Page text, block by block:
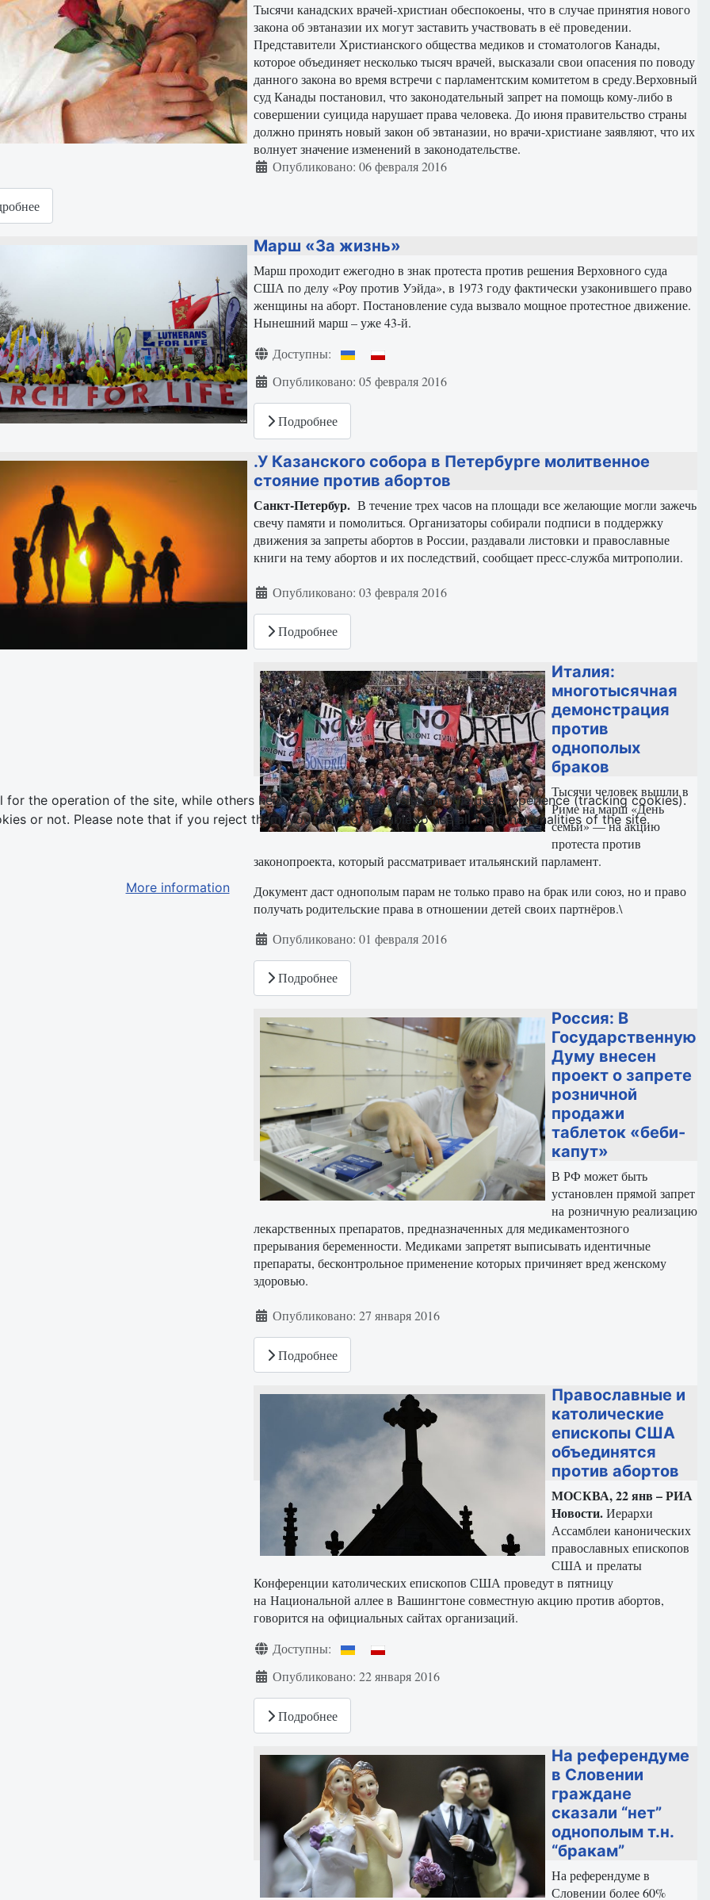
Тысячи канадских врачей-христиан обеспокоены, что в случае принятия нового
закона об эвтаназии их могут заставить участвовать в её проведении.
Представители Христианского общества медиков и стоматологов Канады,
которое объединяет несколько тысяч врачей, высказали свои опасения по поводу
данного закона во время встречи с парламентским комитетом в среду.Верховный
суд Канады постановил, что законодательный запрет на помощь кому-либо в
совершении суицида нарушает права человека. До июня правительство страны
должно принять новый закон об эвтаназии, но врачи-христиане заявляют, что их
волнует значение изменений в законодательстве.
Информация о материале
Опубликовано: 06 февраля 2016
Марш «За жизнь»
Марш проходит ежегодно в знак протеста против решения Верховного суда
США по делу «Роу против Уэйда», в 1973 году фактически узаконившего право
женщины на аборт. Постановление суда вызвало мощное протестное движение.
Нынешний марш – уже 43-й.
Информация о материале
Доступны:
Опубликовано: 05 февраля 2016
Подробнее
.У Казанского собора в Петербурге молитвенное
стояние против абортов
Санкт-Петербур. В течение трех часов на площади все желающие могли зажечь
свечу памяти и помолиться. Организаторы собирали подписи в поддержку
движения за запреты абортов в России, раздавали листовки и православные
книги на тему абортов и их последствий, сообщает пресс-служба митрополии.
Информация о материале
Опубликовано: 03 февраля 2016
Подробнее
Италия:
многотысячная
демонстрация
против
однополых
браков
Тысячи человек вышли в
Риме на марш «День
семьи» — на акцию
протеста против
законопроекта, который рассматривает итальянский парламент.
Документ даст однополым парам не только право на брак или союз, но и право
получать родительские права в отношении детей своих партнёров.\
Информация о материале
Опубликовано: 01 февраля 2016
Подробнее
Россия: В
Государственную
Думу внесен
проект о запрете
розничной
продажи
таблеток «беби-
капут»
В РФ может быть
установлен прямой запрет
на розничную реализацию
лекарственных препаратов, предназначенных для медикаментозного
прерывания беременности. Медиками запретят выписывать идентичные
препараты, бесконтрольное применение которых причиняет вред женскому
здоровью.
Информация о материале
Опубликовано: 27 января 2016
Подробнее
Православные и
католические
епископы США
объединятся
против абортов
МОСКВА, 22 янв – РИА
Новости.Иерархи
Ассамблеи канонических
православных епископов
США и прелаты
Конференции католических епископов США проведут в пятницу
на Национальной аллее в Вашингтоне совместную акцию против абортов,
говорится на официальных сайтах организаций.
Информация о материале
Доступны:
Опубликовано: 22 января 2016
Подробнее
На референдуме
в Словении
граждане
сказали “нет”
однополым т.н.
“бракам”
На референдуме в
Словении более 60%
for the operation of the site, while others help us to improve this site and the user experience (tracking cookies).
or not. Please note that if you reject them, you may not be able to use all the functionalities of the site.
More information